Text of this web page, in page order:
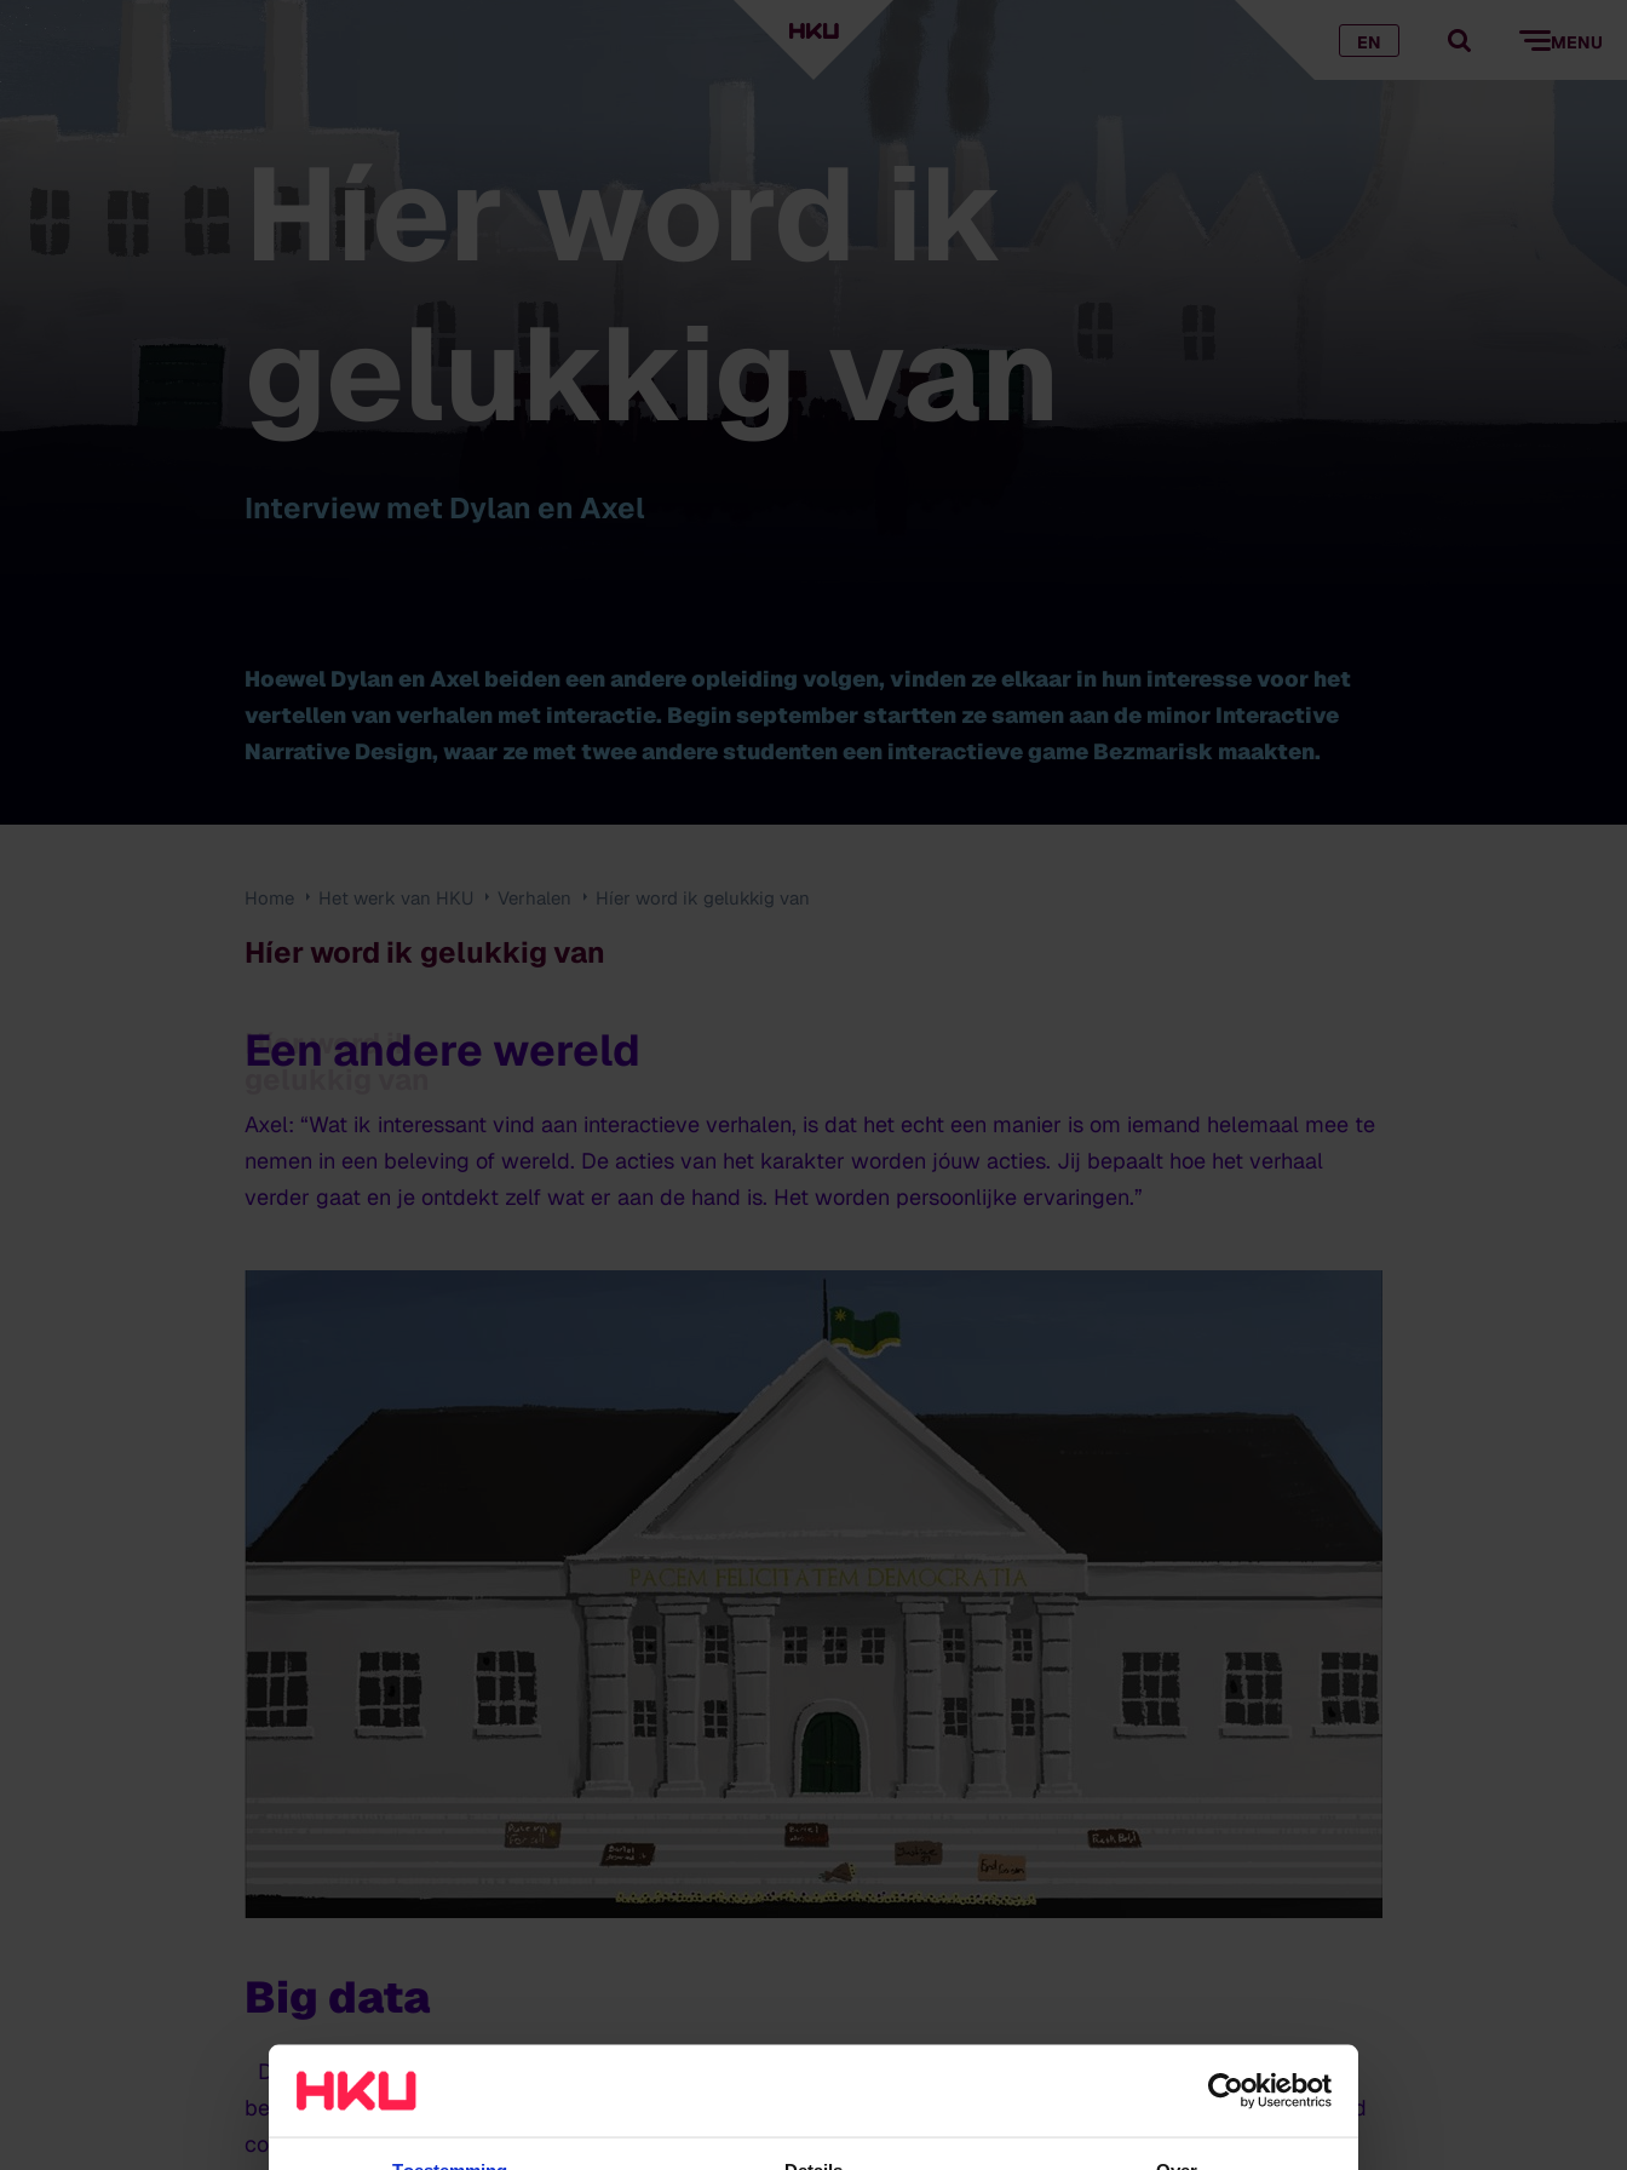
EN MENU
Híer word ik
gelukkig van
Interview met Dylan en Axel
Hoewel Dylan en Axel beiden een andere opleiding volgen, vinden ze elkaar in hun interesse voor het
vertellen van verhalen met interactie. Begin september startten ze samen aan de minor Interactive
Narrative Design, waar ze met twee andere studenten een interactieve game Bezmarisk maakten.
Home Het werk van HKU Verhalen Híer word ik gelukkig van
Híer word ik gelukkig van
Híer word ik
gelukkig van
Een andere wereld
Axel: “Wat ik interessant vind aan interactieve verhalen, is dat het echt een manier is om iemand helemaal mee te
nemen in een beleving of wereld. De acties van het karakter worden jóuw acties. Jij bepaalt hoe het verhaal
verder gaat en je ontdekt zelf wat er aan de hand is. Het worden persoonlijke ervaringen.”
Big data
Dylan legt uit hoe zij hiermee aan de slag zijn gegaan in de minor: “We kregen de opdracht om mensen meer
bewust maken over big data. Hoe, dat was aan ons. We hebben de fictieve wereld
gemaakt; een oud
communistisch land. Als speler word je in de rol van